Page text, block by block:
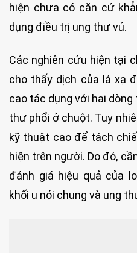
hiện chưa có căn cứ
dụng điều trị ung thư vú.
Các nghiên cứu hiện tại
cho thấy dịch của lá xạ
cao tác dụng với hai
thư phổi ở chuột. Tuy
kỹ thuật cao để tách
hiện trên người. Do đó,
đánh giá hiệu quả của
khối u nói chung và ung